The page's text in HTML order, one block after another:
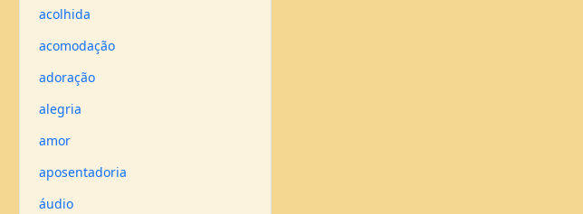
acolhida
acomodação
adoração
alegria
amor
aposentadoria
áudio